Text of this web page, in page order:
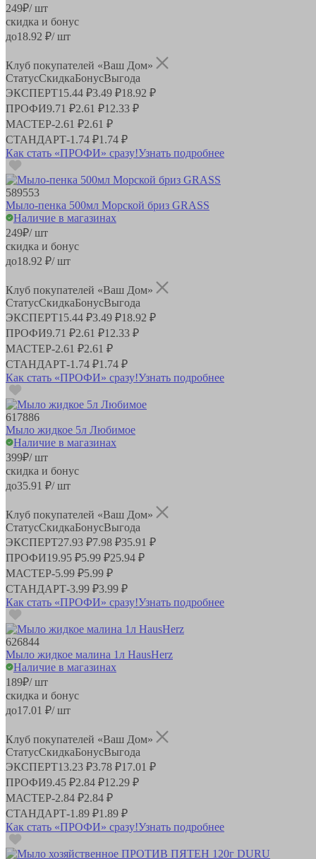
249₽/ шт
скидка и бонус
до18.92 ₽/ шт
Клуб покупателей «Ваш Дом»
СтатусСкидкаБонусВыгода
ЭКСПЕРТ15.44 ₽3.49 ₽18.92 ₽
ПРОФИ9.71 ₽2.61 ₽12.33 ₽
МАСТЕР-2.61 ₽2.61 ₽
СТАНДАРТ-1.74 ₽1.74 ₽
Как стать «ПРОФИ» сразу!Узнать подробнее
589553
Мыло-пенка 500мл Морской бриз GRASS
Наличие в магазинах
249₽/ шт
скидка и бонус
до18.92 ₽/ шт
Клуб покупателей «Ваш Дом»
СтатусСкидкаБонусВыгода
ЭКСПЕРТ15.44 ₽3.49 ₽18.92 ₽
ПРОФИ9.71 ₽2.61 ₽12.33 ₽
МАСТЕР-2.61 ₽2.61 ₽
СТАНДАРТ-1.74 ₽1.74 ₽
Как стать «ПРОФИ» сразу!Узнать подробнее
617886
Мыло жидкое 5л Любимое
Наличие в магазинах
399₽/ шт
скидка и бонус
до35.91 ₽/ шт
Клуб покупателей «Ваш Дом»
СтатусСкидкаБонусВыгода
ЭКСПЕРТ27.93 ₽7.98 ₽35.91 ₽
ПРОФИ19.95 ₽5.99 ₽25.94 ₽
МАСТЕР-5.99 ₽5.99 ₽
СТАНДАРТ-3.99 ₽3.99 ₽
Как стать «ПРОФИ» сразу!Узнать подробнее
626844
Мыло жидкое малина 1л HausHerz
Наличие в магазинах
189₽/ шт
скидка и бонус
до17.01 ₽/ шт
Клуб покупателей «Ваш Дом»
СтатусСкидкаБонусВыгода
ЭКСПЕРТ13.23 ₽3.78 ₽17.01 ₽
ПРОФИ9.45 ₽2.84 ₽12.29 ₽
МАСТЕР-2.84 ₽2.84 ₽
СТАНДАРТ-1.89 ₽1.89 ₽
Как стать «ПРОФИ» сразу!Узнать подробнее